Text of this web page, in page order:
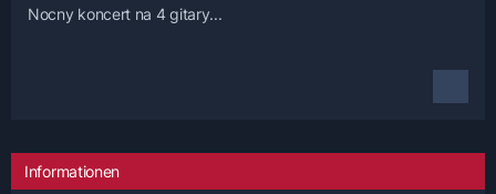
Nocny koncert na 4 gitary...
Informationen